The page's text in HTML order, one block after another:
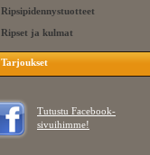
Ripsipidennystuotteet
Ripset ja kulmat
Tarjoukset
Tutustu Facebook-
sivuihimme!